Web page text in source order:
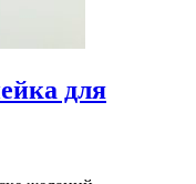
для